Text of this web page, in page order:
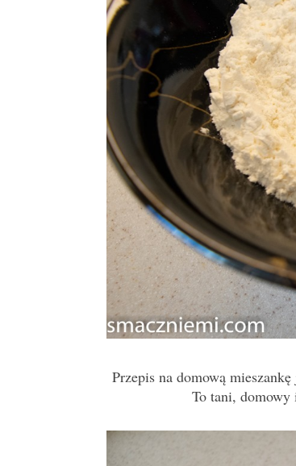
Przepis na domową
To tani, domowy